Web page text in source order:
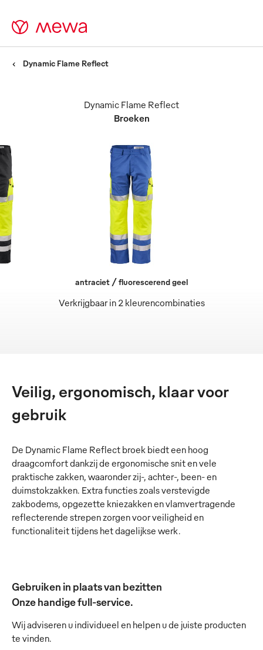
Dynamic Flame Reflect
Broeken
Dynamic Flame Reflect
Verkrijgbaar in 2 kleurencombinaties
antraciet / fluorescerend geel
Veilig, ergonomisch, klaar voor
gebruik
De Dynamic Flame Reflect broek biedt een hoog
draagcomfort dankzij de ergonomische snit en vele
praktische zakken, waaronder zij-, achter-, been- en
duimstokzakken. Extra functies zoals verstevigde
zakbodems, opgezette kniezakken en vlamvertragende
reflecterende strepen zorgen voor veiligheid en
functionaliteit tijdens het dagelijkse werk.
Gebruiken in plaats van bezitten
Onze handige full-service.
Wij adviseren u individueel en helpen u de juiste producten
te vinden.